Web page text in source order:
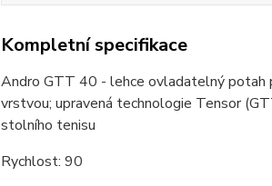
Kompletní specifikace
Andro GTT 40 - lehce ovladatelný potah
vrstvou; upravená technologie Tensor
stolního tenisu
Rychlost: 90